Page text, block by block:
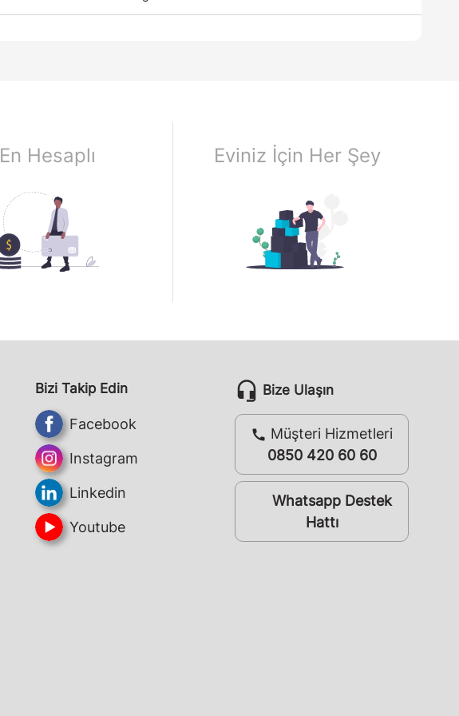
En Hesaplı Eviniz İçin Her Şey
Bizi Takip Edin
Facebook
Instagram
Linkedin
Youtube
headset_mic Bize Ulaşın
call Müşteri Hizmetleri
0850 420 60 60
whatsappWhatsapp Destek
Hattı